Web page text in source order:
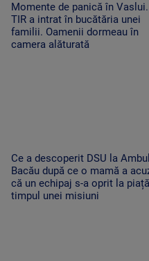
Momente de panică în
TIR a intrat în bucătăria unei
familii. Oamenii dormeau în
camera alăturată
Ce a descoperit DSU la
Bacău după ce o mamă a
că un echipaj s-a oprit la
timpul unei misiuni